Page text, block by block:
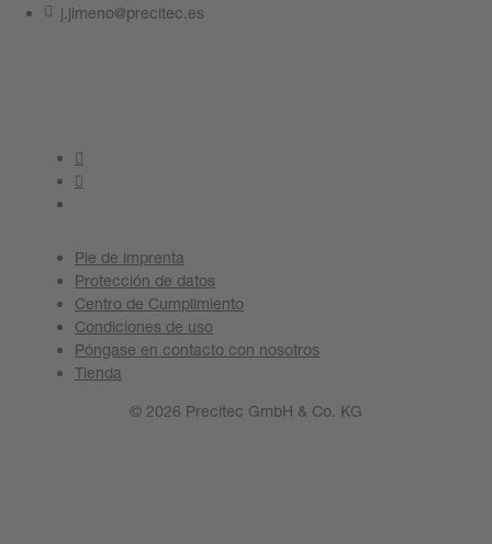
j.jimeno@precitec.es
Pie de imprenta
Protección de datos
Centro de Cumplimiento
Condiciones de uso
Póngase en contacto con nosotros
Tienda
© 2026 Precitec GmbH & Co. KG